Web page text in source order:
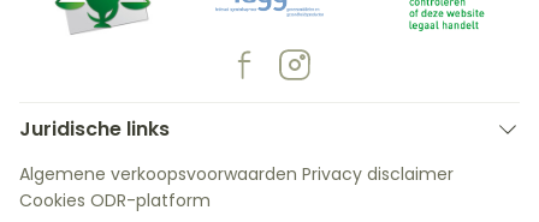
Juridische links
Algemene verkoopsvoorwaarden Privacy disclaimer
Cookies ODR-platform